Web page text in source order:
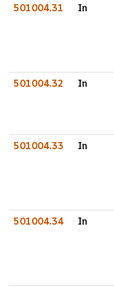
501004.31 In
501004.32 In
501004.33 In
501004.34 In